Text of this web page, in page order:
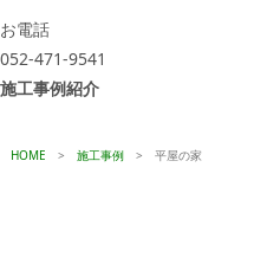
お電話
052-471-9541
施工事例紹介
HOME > 施工事例> 平屋の家